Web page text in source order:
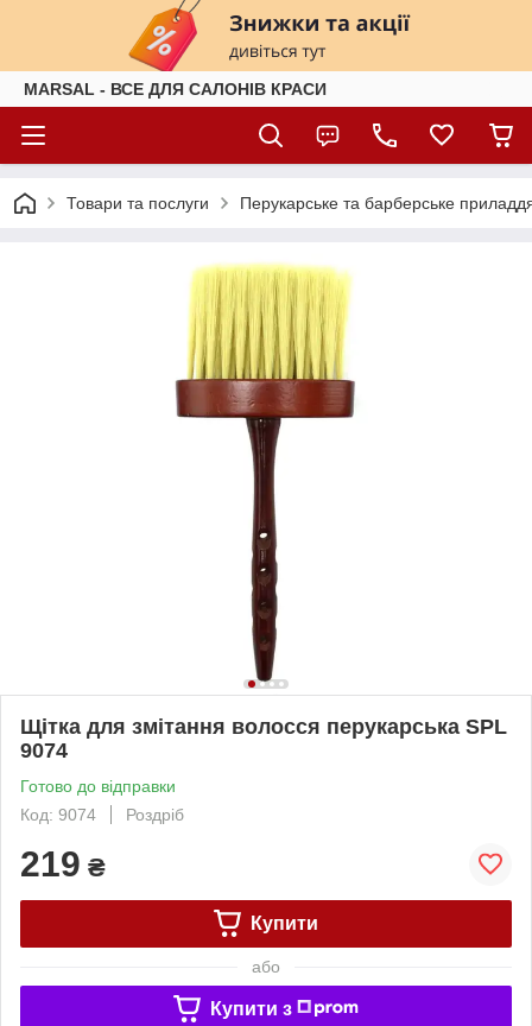
MARSAL - ВСЕ ДЛЯ САЛОНІВ КРАСИ
Товари та послуги Перукарське та барберське
Щітка для змітання волосся перукарська SPL
9074
Готово до відправки
Код: 9074
Роздріб
219 ₴
Купити
або
Купити з